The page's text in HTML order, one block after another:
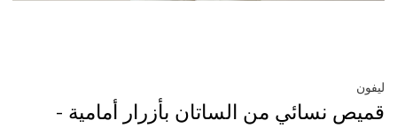
ليفون
قميص نسائي من الساتان بأزرار أمامية -